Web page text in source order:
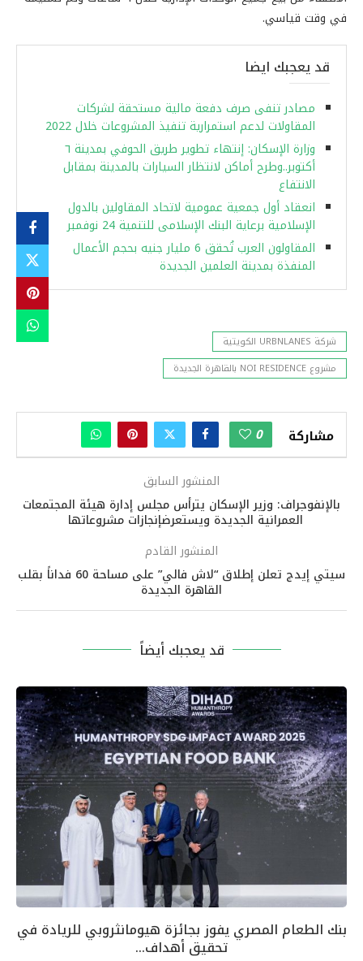
في وقت قياسي.
قد يعجبك ايضا
مصادر تنفى صرف دفعة مالية مستحقة لشركات
المقاولات لدعم استمرارية تنفيذ المشروعات خلال 2022
وزارة الإسكان: إنتهاء تطوير طريق الحوفي بمدينة ٦
أكتوبر..وطرح أماكن لانتظار السيارات بالمدينة بمقابل
الانتفاع
انعقاد أول جمعية عمومية لاتحاد المقاولين بالدول
الإسلامية برعاية البنك الإسلامى للتنمية 24 نوفمبر
المقاولون العرب تُحقق 6 مليار جنيه بحجم الأعمال
المنفذة بمدينة العلمين الجديدة
شركة URBNLANES الكويتية
مشروع NOI RESIDENCE بالقاهرة الجديدة
مشاركة 0
المنشور السابق
بالإنفوجراف: وزير الإسكان يترأس مجلس إدارة هيئة المجتمعات
العمرانية الجديدة ويستعرضإنجازات مشروعاتها
المنشور القادم
سيتي إيدج تعلن إطلاق “لاش فالي” على مساحة 60 فداناً بقلب
القاهرة الجديدة
قد يعجبك أيضاً
بنك الطعام المصري يفوز بجائزة هيومانثروبي للريادة في
تحقيق أهداف...